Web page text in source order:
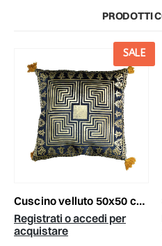
PRODOTTI
SALE
cuscino velluto 50x50 cm blu/oro
Registrati o accedi per
acquistare